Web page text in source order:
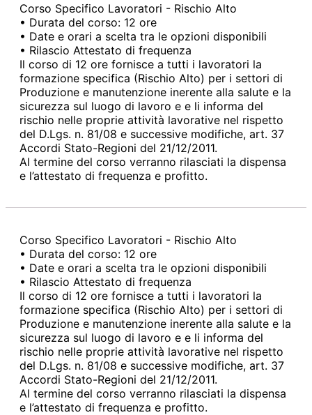
Corso Specifico Lavoratori - Rischio Alto
• Durata del corso: 12 ore
• Date e orari a scelta tra le opzioni disponibili
• Rilascio Attestato di frequenza
Il corso di 12 ore fornisce a tutti i lavoratori la
formazione specifica (Rischio Alto) per i settori di
Produzione e manutenzione inerente alla salute e la
sicurezza sul luogo di lavoro e e li informa del
rischio nelle proprie attività lavorative nel rispetto
del D.Lgs. n. 81/08 e successive modifiche, art. 37
Accordi Stato-Regioni del 21/12/2011.
Al termine del corso verranno rilasciati la dispensa
e l’attestato di frequenza e profitto.
Corso Specifico Lavoratori - Rischio Alto
• Durata del corso: 12 ore
• Date e orari a scelta tra le opzioni disponibili
• Rilascio Attestato di frequenza
Il corso di 12 ore fornisce a tutti i lavoratori la
formazione specifica (Rischio Alto) per i settori di
Produzione e manutenzione inerente alla salute e la
sicurezza sul luogo di lavoro e e li informa del
rischio nelle proprie attività lavorative nel rispetto
del D.Lgs. n. 81/08 e successive modifiche, art. 37
Accordi Stato-Regioni del 21/12/2011.
Al termine del corso verranno rilasciati la dispensa
e l’attestato di frequenza e profitto.